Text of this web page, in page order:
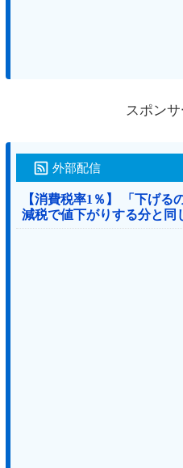
スポン
外部配信
【消費税率1％】 「下げ
減税で値下がりする分と同
価格を変えない店も